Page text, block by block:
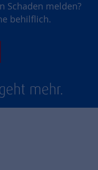
Schaden melden?
behilflich.